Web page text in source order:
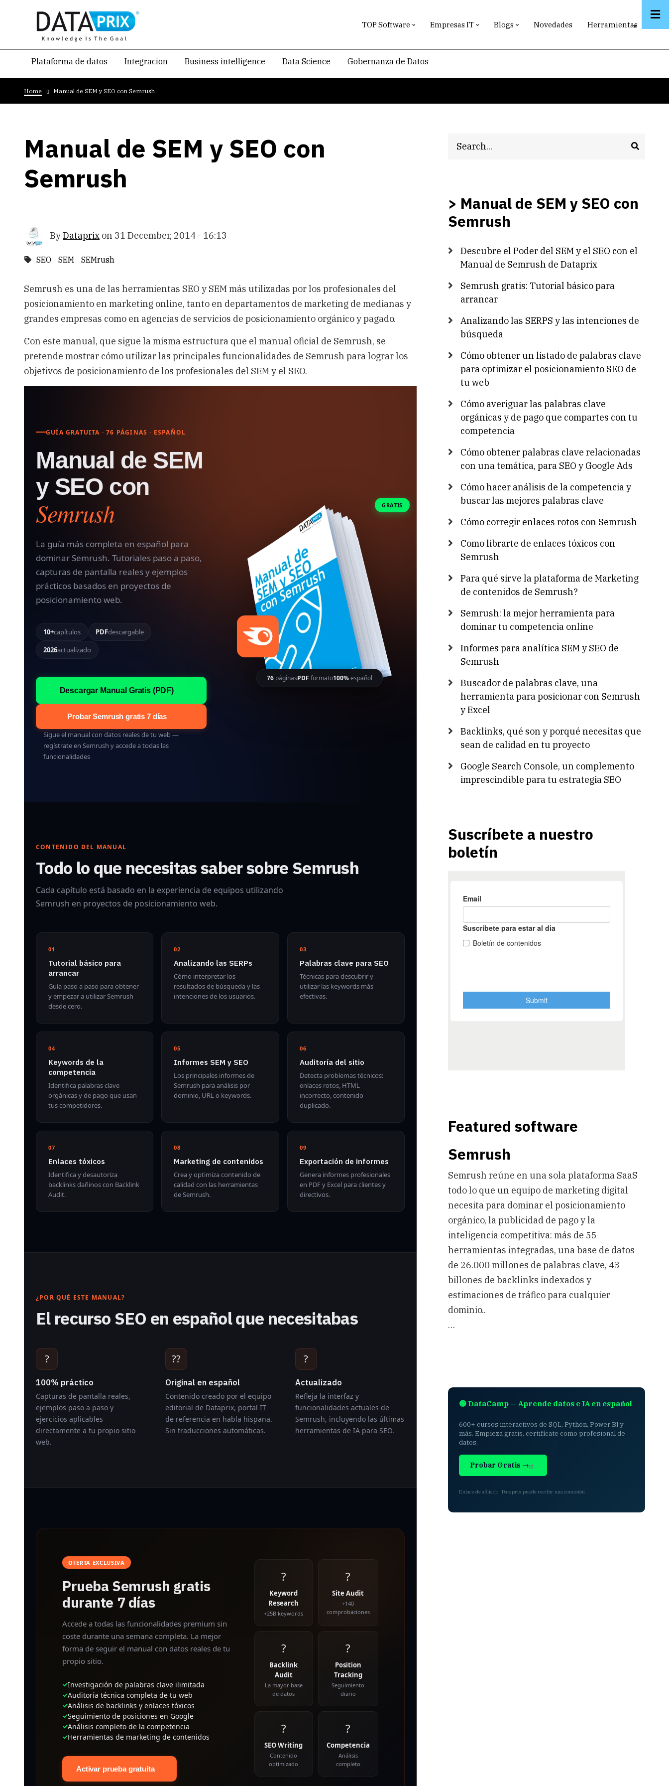
content
TOP Software Empresas IT Blogs Novedades Herramientas
Navegacion
temática
principal
Plataforma de datos Integracion Business intelligence Data Science Gobernanza de Datos
Breadcrumb
Home Manual de SEM y SEO con Semrush
Manual de SEM y SEO con
Semrush
ByDataprix on 31 December, 2014 - 16:13
SEO SEM SEMrush
Semrush es una de las herramientas SEO y SEM más utilizadas por los profesionales del
posicionamiento en marketing online, tanto en departamentos de marketing de medianas y
grandes empresas como en agencias de servicios de posicionamiento orgánico y pagado.
Con este manual, que sigue la misma estructura que el manual oficial de Semrush, se
pretende mostrar cómo utilizar las principales funcionalidades de Semrush para lograr los
objetivos de posicionamiento de los profesionales del SEM y el SEO.
GUÍA GRATUITA · 76 PÁGINAS · ESPAÑOL
Manual de SEM
y SEO con
Semrush
La guía más completa en español para
dominar Semrush. Tutoriales paso a paso,
capturas de pantalla reales y ejemplos
prácticos basados en proyectos de
posicionamiento web.
10+capítulos PDFdescargable
2026actualizado
Descargar Manual Gratis (PDF)
Probar Semrush gratis 7 días
Sigue el manual con datos reales de tu web —
regístrate en Semrush y accede a todas las
funcionalidades
GRATIS
76páginasPDF formato100%español
CONTENIDO DEL MANUAL
Todo lo que necesitas saber sobre Semrush
Cada capítulo está basado en la experiencia de equipos utilizando
Semrush en proyectos de posicionamiento web.
01
Tutorial básico para
arrancar
Guía paso a paso para obtener
y empezar a utilizar Semrush
desde cero.
02
Analizando las SERPs
Cómo interpretar los
resultados de búsqueda y las
intenciones de los usuarios.
03
Palabras clave para SEO
Técnicas para descubrir y
utilizar las keywords más
efectivas.
04
Keywords de la
competencia
Identifica palabras clave
orgánicas y de pago que usan
tus competidores.
05
Informes SEM y SEO
Los principales informes de
Semrush para análisis por
dominio, URL o keywords.
06
Auditoría del sitio
Detecta problemas técnicos:
enlaces rotos, HTML
incorrecto, contenido
duplicado.
07
Enlaces tóxicos
Identifica y desautoriza
backlinks dañinos con Backlink
Audit.
08
Marketing de contenidos
Crea y optimiza contenido de
calidad con las herramientas
de Semrush.
09
Exportación de informes
Genera informes profesionales
en PDF y Excel para clientes y
directivos.
¿POR QUÉ ESTE MANUAL?
El recurso SEO en español que necesitabas
?
100% práctico
Capturas de pantalla reales,
ejemplos paso a paso y
ejercicios aplicables
directamente a tu propio sitio
web.
??
Original en español
Contenido creado por el equipo
editorial de Dataprix, portal IT
de referencia en habla hispana.
Sin traducciones automáticas.
?
Actualizado
Refleja la interfaz y
funcionalidades actuales de
Semrush, incluyendo las últimas
herramientas de IA para SEO.
OFERTA EXCLUSIVA
Prueba Semrush gratis
durante 7 días
Accede a todas las funcionalidades premium sin
coste durante una semana completa. La mejor
forma de seguir el manual con datos reales de tu
propio sitio.
Investigación de palabras clave ilimitada
Auditoría técnica completa de tu web
Análisis de backlinks y enlaces tóxicos
Seguimiento de posiciones en Google
Análisis completo de la competencia
Herramientas de marketing de contenidos
Activar prueba gratuita
?
Keyword
Research
+25B keywords
?
Site Audit
+140
comprobaciones
?
Backlink
Audit
La mayor base
de datos
?
Position
Tracking
Seguimiento
diario
?
SEO Writing
Contenido
optimizado
?
Competencia
Análisis
completo
> Manual de SEM y SEO con
Semrush
Descubre el Poder del SEM y el SEO con el
Manual de Semrush de Dataprix
Semrush gratis: Tutorial básico para
arrancar
Analizando las SERPS y las intenciones de
búsqueda
Cómo obtener un listado de palabras clave
para optimizar el posicionamiento SEO de
tu web
Cómo averiguar las palabras clave
orgánicas y de pago que compartes con tu
competencia
Cómo obtener palabras clave relacionadas
con una temática, para SEO y Google Ads
Cómo hacer análisis de la competencia y
buscar las mejores palabras clave
Cómo corregir enlaces rotos con Semrush
Como librarte de enlaces tóxicos con
Semrush
Para qué sirve la plataforma de Marketing
de contenidos de Semrush?
Semrush: la mejor herramienta para
dominar tu competencia online
Informes para analítica SEM y SEO de
Semrush
Buscador de palabras clave, una
herramienta para posicionar con Semrush
y Excel
Backlinks, qué son y porqué necesitas que
sean de calidad en tu proyecto
Google Search Console, un complemento
imprescindible para tu estrategia SEO
Suscríbete a nuestro
boletín
Featured software
Semrush
Semrush reúne en una sola plataforma SaaS
todo lo que un equipo de marketing digital
necesita para dominar el posicionamiento
orgánico, la publicidad de pago y la
inteligencia competitiva: más de 55
herramientas integradas, una base de datos
de 26.000 millones de palabras clave, 43
billones de backlinks indexados y
estimaciones de tráfico para cualquier
dominio..
…
🟢 DataCamp — Aprende datos e IA en español
600+ cursos interactivos de SQL, Python, Power BI y
más. Empieza gratis, certifícate como profesional de
datos.
Probar Gratis →
Enlace de afiliado · Dataprix puede recibir una comisión